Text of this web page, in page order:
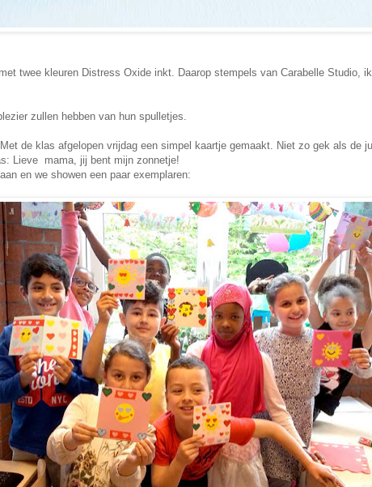
twee kleuren Distress Oxide inkt. Daarop stempels van Carabelle Studio,
zullen hebben van hun spulletjes.
de klas afgelopen vrijdag een simpel kaartje gemaakt. Niet zo gek als de
Lieve mama, jij bent mijn zonnetje!
en we showen een paar exemplaren: